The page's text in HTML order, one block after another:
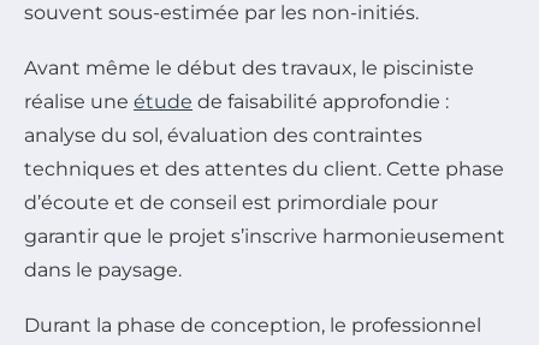
souvent sous-estimée par les non-initiés.
Avant même le début des travaux, le pisciniste
réalise une étude de faisabilité approfondie :
analyse du sol, évaluation des contraintes
techniques et des attentes du client. Cette phase
d’écoute et de conseil est primordiale pour
garantir que le projet s’inscrive harmonieusement
dans le paysage.
Durant la phase de conception, le professionnel